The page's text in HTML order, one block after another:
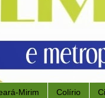
Mirim Colírio